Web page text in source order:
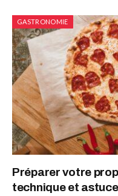
GASTRONOMIE
Préparer votre
technique et